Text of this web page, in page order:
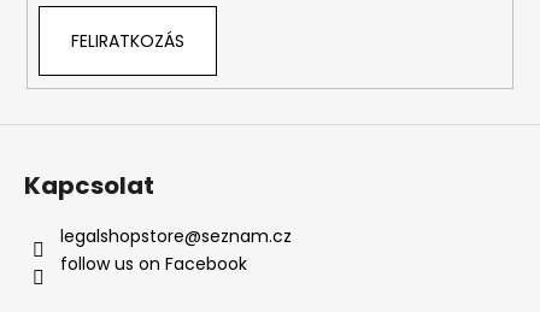
A
á
u
FELIRATKOZÁS
Kapcsolat
legalshopstore@seznam.cz
follow us on Facebook